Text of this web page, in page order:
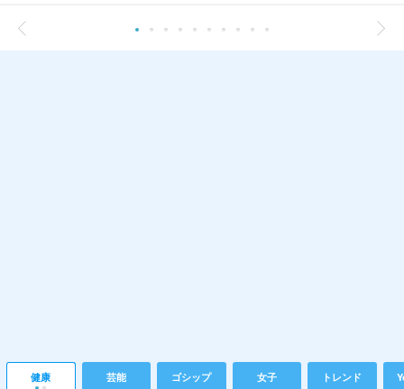
健康 芸能 ゴシップ 女子 トレンド